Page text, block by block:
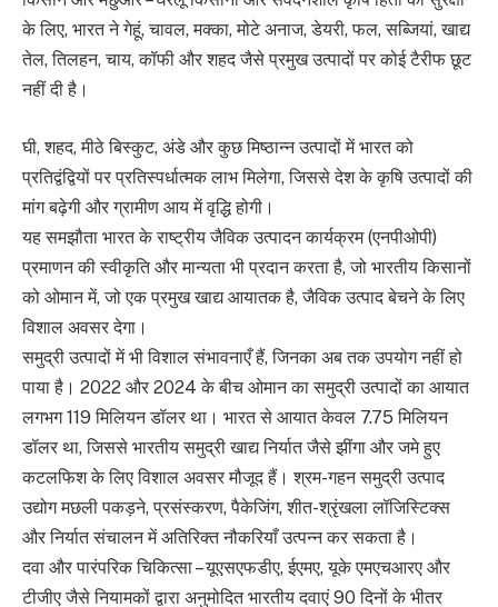
के लिए, भारत ने गेहूं, चावल, मक्का, मोटे अनाज, डेयरी, फल, सब्जियां, खाद्य
तेल, तिलहन, चाय, कॉफी और शहद जैसे प्रमुख उत्पादों पर कोई टैरीफ छूट
नहीं दी है।
घी, शहद, मीठे बिस्कुट, अंडे और कुछ मिष्ठान्न उत्पादों में भारत को
प्रतिद्वंद्वियों पर प्रतिस्पर्धात्मक लाभ मिलेगा, जिससे देश के कृषि उत्पादों की
मांग बढ़ेगी और ग्रामीण आय में वृद्धि होगी।
यह समझौता भारत के राष्ट्रीय जैविक उत्पादन कार्यक्रम (एनपीओपी)
प्रमाणन की स्वीकृति और मान्यता भी प्रदान करता है, जो भारतीय किसानों
को ओमान में, जो एक प्रमुख खाद्य आयातक है, जैविक उत्पाद बेचने के लिए
विशाल अवसर देगा।
समुद्री उत्पादों में भी विशाल संभावनाएँ हैं, जिनका अब तक उपयोग नहीं हो
पाया है। 2022 और 2024 के बीच ओमान का समुद्री उत्पादों का आयात
लगभग 119 मिलियन डॉलर था। भारत से आयात केवल 7.75 मिलियन
डॉलर था, जिससे भारतीय समुद्री खाद्य निर्यात जैसे झींगा और जमे हुए
कटलफिश के लिए विशाल अवसर मौजूद हैं। श्रम-गहन समुद्री उत्पाद
उद्योग मछली पकड़ने, प्रसंस्करण, पैकेजिंग, शीत-श्रृंखला लॉजिस्टिक्स
और निर्यात संचालन में अतिरिक्त नौकरियाँ उत्पन्न कर सकता है।
दवा और पारंपरिक चिकित्सा – यूएसएफडीए, ईएमए, यूके एमएचआरए और
टीजीए जैसे नियामकों द्वारा अनुमोदित भारतीय दवाएं 90 दिनों के भीतर